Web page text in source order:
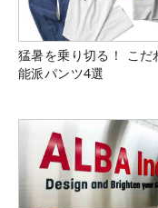
猛暑を乗り切る！ こだ
能派パンツ4選